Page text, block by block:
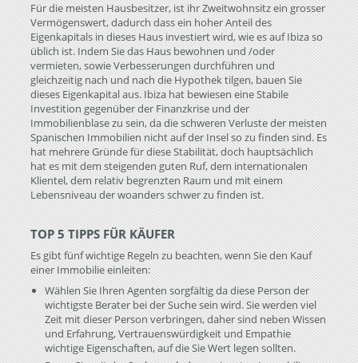
Für die meisten Hausbesitzer, ist ihr Zweitwohnsitz ein grosser
Vermögenswert, dadurch dass ein hoher Anteil des
Eigenkapitals in dieses Haus investiert wird, wie es auf Ibiza so
üblich ist. Indem Sie das Haus bewohnen und /oder
vermieten, sowie Verbesserungen durchführen und
gleichzeitig nach und nach die Hypothek tilgen, bauen Sie
dieses Eigenkapital aus. Ibiza hat bewiesen eine Stabile
Investition gegenüber der Finanzkrise und der
Immobilienblase zu sein, da die schweren Verluste der meisten
Spanischen Immobilien nicht auf der Insel so zu finden sind. Es
hat mehrere Gründe für diese Stabilität, doch hauptsächlich
hat es mit dem steigenden guten Ruf, dem internationalen
Klientel, dem relativ begrenzten Raum und mit einem
Lebensniveau der woanders schwer zu finden ist.
TOP 5 TIPPS FÜR KÄUFER
Es gibt fünf wichtige Regeln zu beachten, wenn Sie den Kauf
einer Immobilie einleiten:
Wählen Sie Ihren Agenten sorgfältig da diese Person der
wichtigste Berater bei der Suche sein wird. Sie werden viel
Zeit mit dieser Person verbringen, daher sind neben Wissen
und Erfahrung, Vertrauenswürdigkeit und Empathie
wichtige Eigenschaften, auf die Sie Wert legen sollten.